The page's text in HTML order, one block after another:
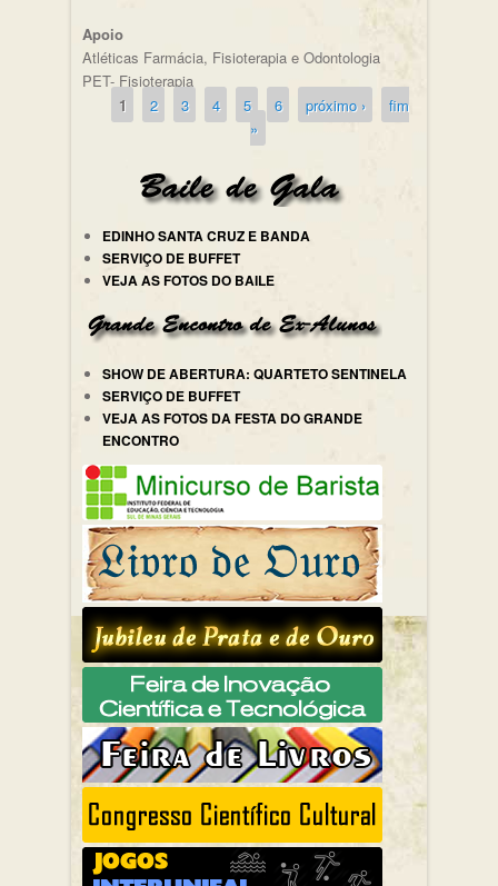
Apoio
Atléticas Farmácia, Fisioterapia e Odontologia
PET- Fisioterapia
Páginas
1 2 3 4 5 6 próximo ›
fim
»
EDINHO SANTA CRUZ E BANDA
SERVIÇO DE BUFFET
VEJA AS FOTOS DO BAILE
SHOW DE ABERTURA: QUARTETO SENTINELA
SERVIÇO DE BUFFET
VEJA AS FOTOS DA FESTA DO GRANDE
ENCONTRO